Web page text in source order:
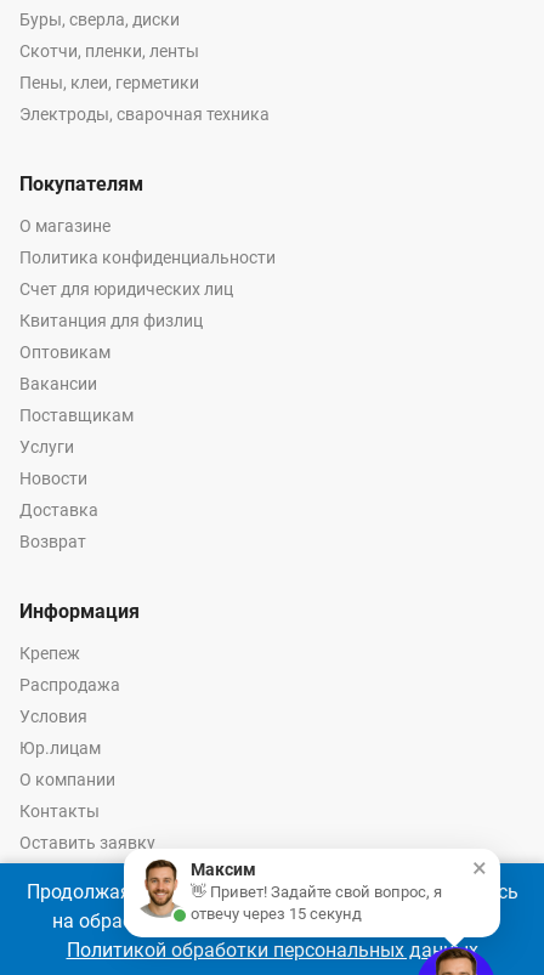
Буры, сверла, диски
Скотчи, пленки, ленты
Пены, клеи, герметики
Электроды, сварочная техника
Покупателям
О магазине
Политика конфиденциальности
Счет для юридических лиц
Квитанция для физлиц
Оптовикам
Вакансии
Поставщикам
Услуги
Новости
Доставка
Возврат
Информация
Крепеж
Распродажа
Условия
Юр.лицам
О компании
Контакты
Оставить заявку
Калькулятор крепежа
© 2026 год Оптово-розничные продажи крепежа и инструмента -
Продолжая использовать наш сайт, Вы соглашаетесь
на обработку файлов cookie 🍪 в соответствии с
Политикой обработки персональных данных
×
Максим
👋 Привет! Задайте свой вопрос, я
отвечу через 15 секунд